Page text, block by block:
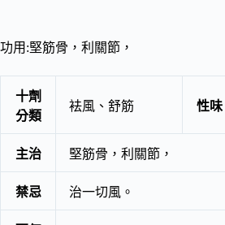
功用:堅筋骨，利關節，
十劑
分類
袪風、舒筋 性味
主治 堅筋骨，利關節，
禁忌 治一切風。